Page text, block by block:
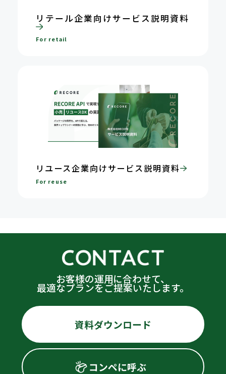
リテール企業向けサービス説明資料
For retail
リユース企業向けサービス説明資料
For reuse
お客様の運用に合わせて、
最適なプランをご提案いたします。
資料ダウンロード
コンペに呼ぶ